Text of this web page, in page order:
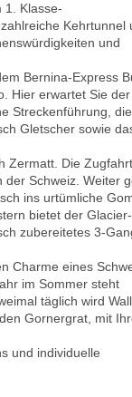
1. Klasse-
Kehrtunnel
und
Bernina-Express
Hier erwartet Sie der
Streckenführung, die
Gletscher sowie
Zermatt. Die Zugfahrt
der Schweiz. Weiter
ins urtümliche
bietet der Glacier-
zubereitetes 3-
Charme eines
im Sommer steht
täglich wird
Gornergrat, mit
und individuelle